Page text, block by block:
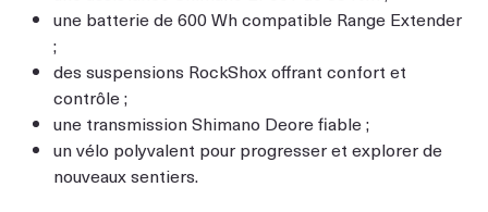
une batterie de 600 Wh compatible Range Extender
;
des suspensions RockShox offrant confort et
contrôle ;
une transmission Shimano Deore fiable ;
un vélo polyvalent pour progresser et explorer de
nouveaux sentiers.